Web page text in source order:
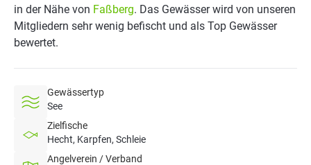
in der Nähe von Faßberg. Das Gewässer wird von unseren
Mitgliedern sehr wenig befischt und als Top Gewässer
bewertet.
Gewässertyp
See
Zielfische
Hecht, Karpfen, Schleie
Angelverein / Verband